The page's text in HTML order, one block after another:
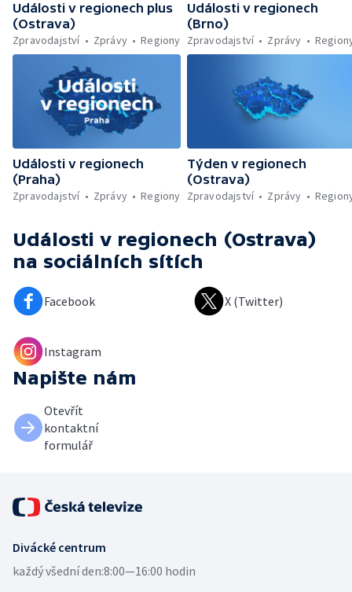
Události v regionech plus
(Ostrava)
Zpravodajství
Zprávy Regiony
Události v regionech
(Brno)
Zpravodajství
Zprávy
Události v regionech
(Praha)
Zpravodajství
Zprávy Regiony
Týden v regionech
(Ostrava)
Zpravodajství
Zprávy
Události v regionech (Ostrava)
na sociálních sítích
Facebook X (Twitter)
Instagram
Napište nám
Otevřít
kontaktní
formulář
Divácké centrum
každý všední den:8:00—16:00 hodin